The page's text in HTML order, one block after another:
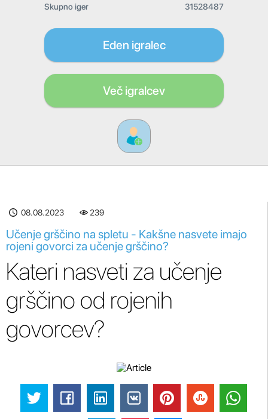
Skupno iger 31528487
Eden igralec
Več igralcev
08.08.2023 239
Učenje grščino na spletu - Kakšne nasvete imajo
rojeni govorci za učenje grščino?
Kateri nasveti za učenje
grščino od rojenih
govorcev?